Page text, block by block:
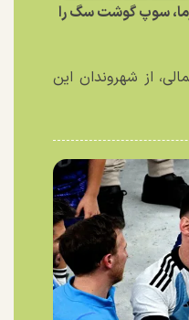
سوپ گوشت سگ را
از شهروندان این